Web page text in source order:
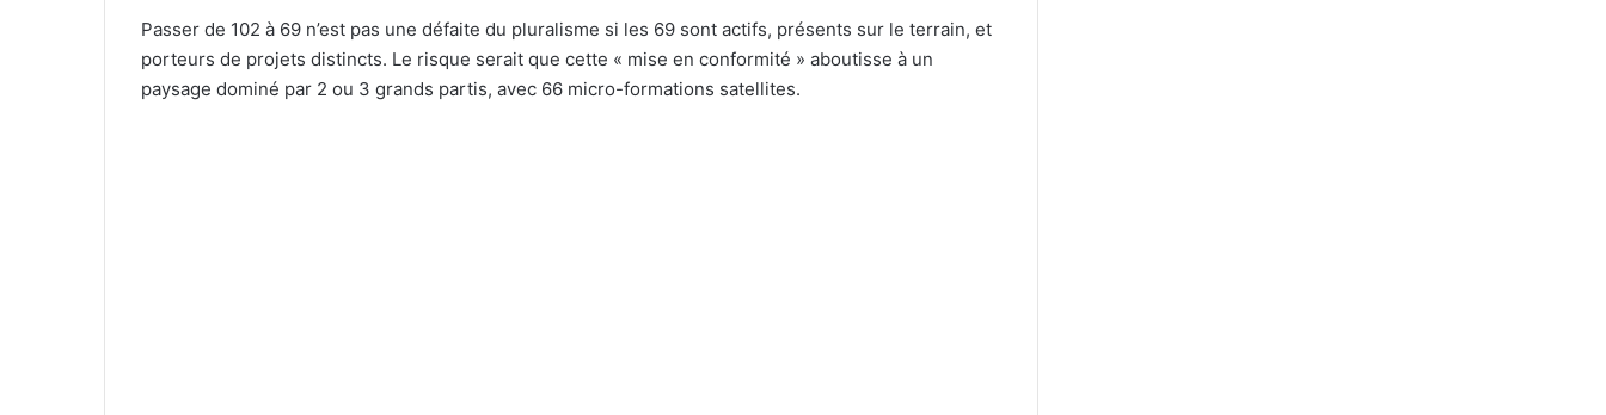
Passer de 102 à 69 n’est pas une défaite du pluralisme si les 69 sont actifs, présents sur le terrain, et
porteurs de projets distincts. Le risque serait que cette « mise en conformité » aboutisse à un
paysage dominé par 2 ou 3 grands partis, avec 66 micro-formations satellites.